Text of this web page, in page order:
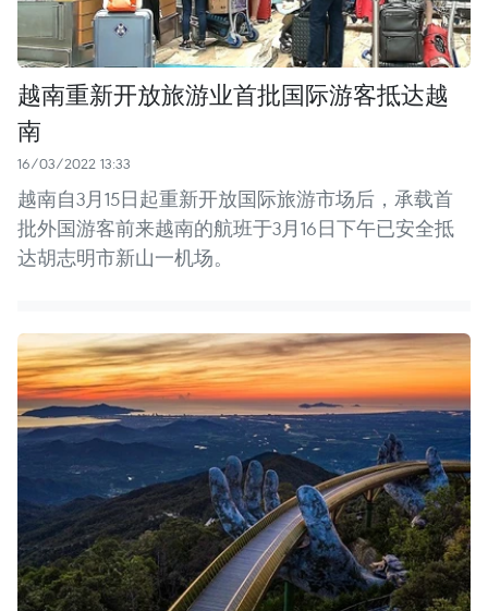
越南重新开放旅游业首批国际游客抵达越
南
16/03/2022 13:33
越南自3月15日起重新开放国际旅游市场后，承载首
批外国游客前来越南的航班于3月16日下午已安全抵
达胡志明市新山一机场。